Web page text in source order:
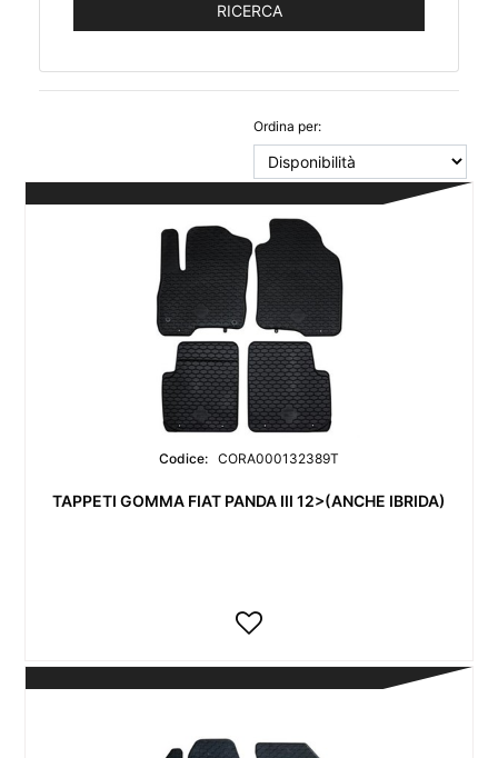
Ordina per:
Codice: CORA000132389T
TAPPETI GOMMA FIAT PANDA III 12>(ANCHE IBRIDA)